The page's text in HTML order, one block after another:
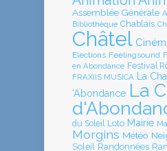
Assemblée Générale
Bibliothèque Chablais
Châtel
Elections Feelingsound
en Abondance Festival
FRAXIIS MUSICA La
'Abondance La
du Soleil Loto Mairie
Morgins Météo
Soleil Randonnées